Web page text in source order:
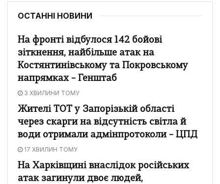
ОСТАННІ НОВИНИ
На фронті відбулося 142 бойові
зіткнення, найбільше атак на
Костянтинівському та Покровському
напрямках – Генштаб
3 ХВИЛИНИ ТОМУ
Жителі ТОТ у Запорізькій області
через скарги на відсутність світла й
води отримали адмінпротоколи – ЦПД
17 ХВИЛИН ТОМУ
На Харківщині внаслідок російських
атак загинули двоє людей,